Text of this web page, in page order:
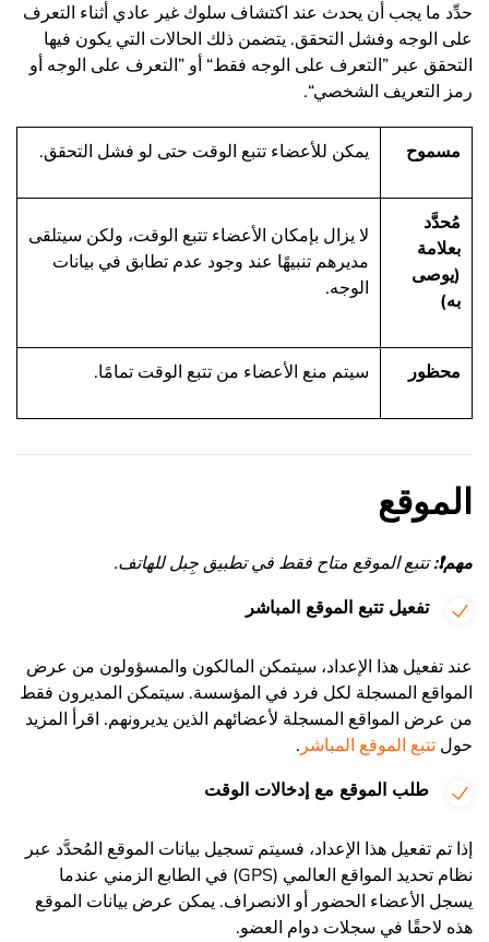
حدِّد ما يجب أن يحدث عند اكتشاف سلوك غير عادي أثناء التعرف
على الوجه وفشل التحقق. يتضمن ذلك الحالات التي يكون فيها
التحقق عبر ”التعرف على الوجه فقط“ أو ”التعرف على الوجه أو
رمز التعريف الشخصي“.
مسموح يمكن للأعضاء تتبع الوقت حتى لو فشل التحقق.
مُحدَّد
بعلامة
(يوصى
به)
لا يزال بإمكان الأعضاء تتبع الوقت، ولكن سيتلقى
مديرهم تنبيهًا عند وجود عدم تطابق في بيانات
الوجه.
محظور سيتم منع الأعضاء من تتبع الوقت تمامًا.
الموقع
مهم❗
:تتبع الموقع متاح فقط في تطبيق جِبل للهاتف.
تفعيل تتبع الموقع المباشر
عند تفعيل هذا الإعداد، سيتمكن المالكون والمسؤولون من عرض
المواقع المسجلة لكل فرد في المؤسسة. سيتمكن المديرون فقط
من عرض المواقع المسجلة لأعضائهم الذين يديرونهم. اقرأ المزيد
حول تتبع الموقع المباشر .
طلب الموقع مع إدخالات الوقت
إذا تم تفعيل هذا الإعداد، فسيتم تسجيل بيانات الموقع المُحدَّد عبر
نظام تحديد المواقع العالمي (GPS) في الطابع الزمني عندما
يسجل الأعضاء الحضور أو الانصراف. يمكن عرض بيانات الموقع
هذه لاحقًا في سجلات دوام العضو.